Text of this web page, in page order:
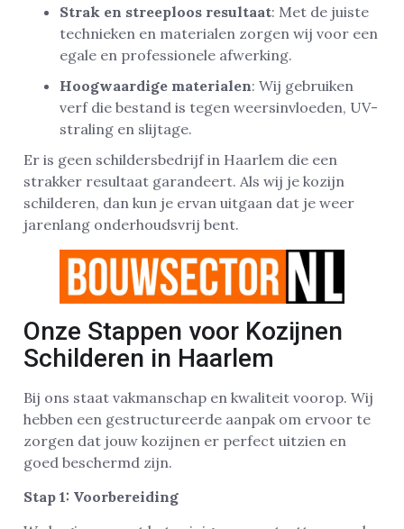
Strak en streeploos resultaat: Met de juiste
technieken en materialen zorgen wij voor een
egale en professionele afwerking.
Hoogwaardige materialen: Wij gebruiken
verf die bestand is tegen weersinvloeden, UV-
straling en slijtage.
Er is geen schildersbedrijf in Haarlem die een
strakker resultaat garandeert. Als wij je kozijn
schilderen, dan kun je ervan uitgaan dat je weer
jarenlang onderhoudsvrij bent.
Onze Stappen voor Kozijnen
Schilderen in Haarlem
Bij ons staat vakmanschap en kwaliteit voorop. Wij
hebben een gestructureerde aanpak om ervoor te
zorgen dat jouw kozijnen er perfect uitzien en
goed beschermd zijn.
Stap 1: Voorbereiding